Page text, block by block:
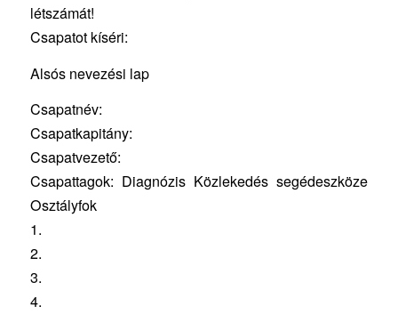
létszámát!
Csapatot kíséri:
Alsós nevezési lap
Csapatnév:
Csapatkapitány:
Csapatvezető:
Csapattagok: Diagnózis Közlekedés segédeszköze
Osztályfok
1.
2.
3.
4.